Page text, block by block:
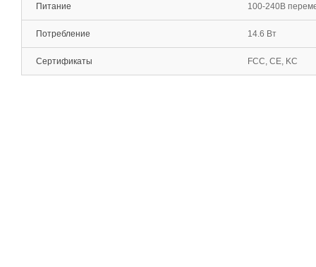
Питание 100-240В
Потребление 14.6 Вт
Сертификаты FCC, CE, KC